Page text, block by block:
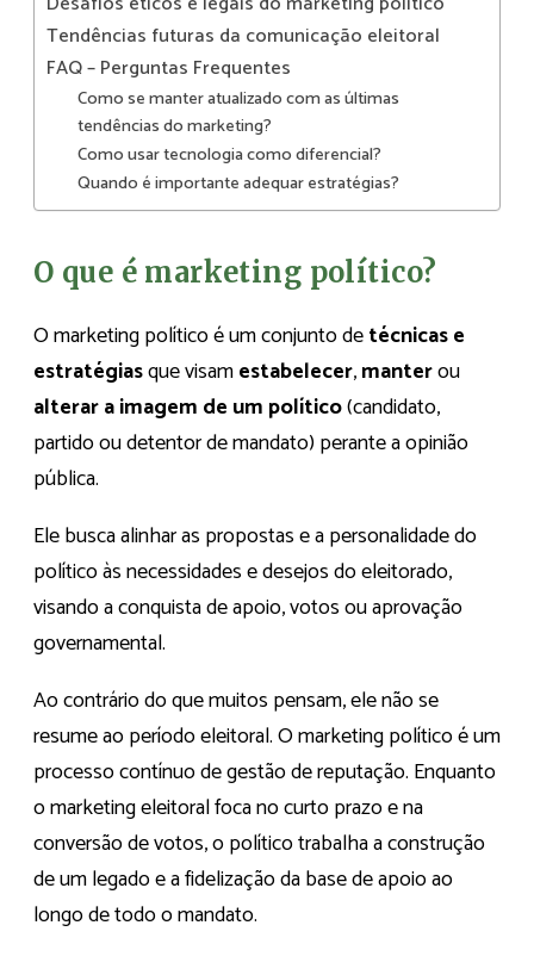
Tendências futuras da comunicação eleitoral
FAQ – Perguntas Frequentes
Como se manter atualizado com as últimas
tendências do marketing?
Como usar tecnologia como diferencial?
Quando é importante adequar estratégias?
O que é marketing político?
O marketing político é um conjunto detécnicas e
estratégiasque visamestabelecer,manterou
alterar a imagem de um político(candidato,
partido ou detentor de mandato) perante a opinião
pública.
Ele busca alinhar as propostas e a personalidade do
político às necessidades e desejos do eleitorado,
visando a conquista de apoio, votos ou aprovação
governamental.
Ao contrário do que muitos pensam, ele não se
resume ao período eleitoral. O marketing político é um
processo contínuo de gestão de reputação. Enquanto
o marketing eleitoral foca no curto prazo e na
conversão de votos, o político trabalha a construção
de um legado e a fidelização da base de apoio ao
longo de todo o mandato.